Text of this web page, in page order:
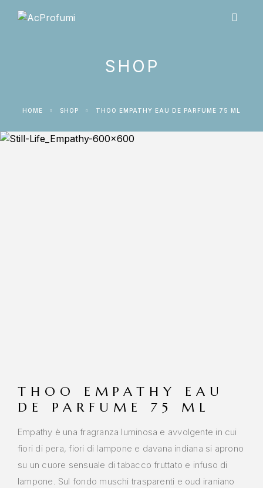
SHOP
HOME SHOP THOO EMPATHY EAU DE PARFUME 75 ML
THOO EMPATHY EAU
DE PARFUME 75 ML
Empathy è una fragranza luminosa e avvolgente in cui
fiori di pera, fiori di lampone e davana indiana si aprono
su un cuore sensuale di tabacco fruttato e infuso di
lampone. Sul fondo muschi trasparenti e oud iraniano